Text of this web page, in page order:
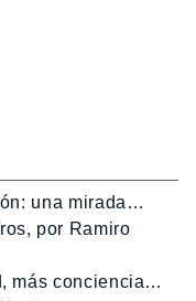
una mirada…
por Ramiro
más conciencia…